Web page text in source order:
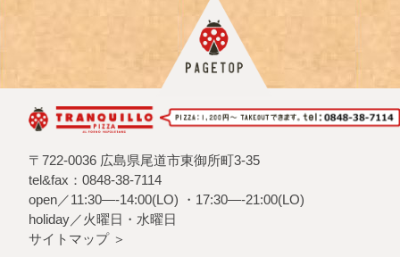
〒722-0036 広島県尾道市東御所町3-35
tel&fax：0848-38-7114
open／11:30—-14:00(LO) ・17:30—-21:00(LO)
holiday／火曜日・水曜日
サイトマップ ＞